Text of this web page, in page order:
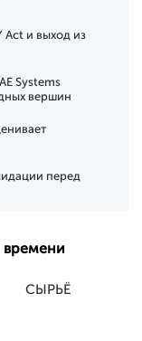
Act и выход из
Systems
вершин
перед
времени
СЫРЬЁ